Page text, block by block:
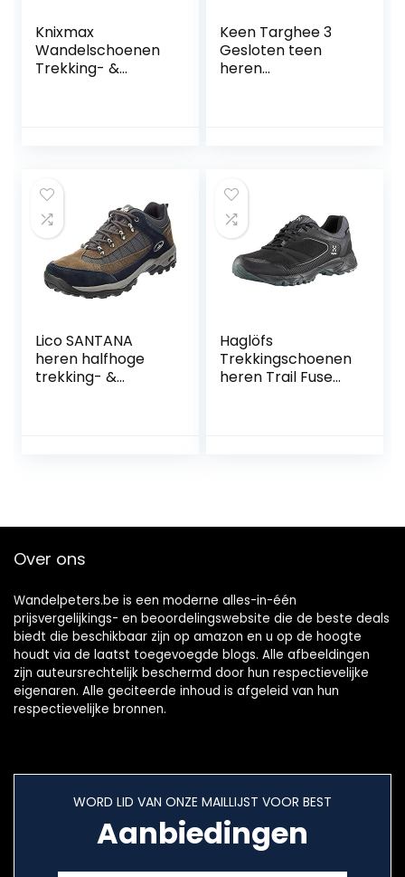
Knixmax
Wandelschoenen
Trekking- &
Keen Targhee 3
Gesloten teen
heren
Lico SANTANA
heren halfhoge
trekking- &
Haglöfs
Trekkingschoenen
heren Trail Fuse
Over ons
Wandelpeters.be is een moderne alles-in-één
prijsvergelijkings- en beoordelingswebsite die de beste deals
biedt die beschikbaar zijn op amazon en u op de hoogte
houdt via de laatst toegevoegde blogs. Alle afbeeldingen
zijn auteursrechtelijk beschermd door hun respectievelijke
eigenaren. Alle geciteerde inhoud is afgeleid van hun
respectievelijke bronnen.
WORD LID VAN ONZE MAILLIJST VOOR BEST
Aanbiedingen